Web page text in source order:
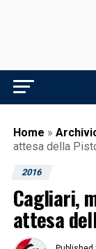
Home »
attesa della
2016
Cagliari,
attesa